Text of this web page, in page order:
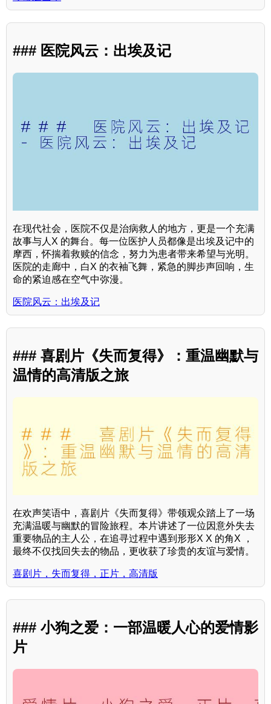
### 医院风云：出埃及记
在现代社会，医院不仅是治病救人的地方，更是一个充满
故事与人X 的舞台。每一位医护人员都像是出埃及记中的
摩西，怀揣着救赎的信念，努力为患者带来希望与光明。
医院的走廊中，白X 的衣袖飞舞，紧急的脚步声回响，生
命的紧迫感在空气中弥漫。
医院风云：出埃及记
### 喜剧片《失而复得》：重温幽默与
温情的高清版之旅
在欢声笑语中，喜剧片《失而复得》带领观众踏上了一场
充满温暖与幽默的冒险旅程。本片讲述了一位因意外失去
重要物品的主人公，在追寻过程中遇到形形X X 的角X ，
最终不仅找回失去的物品，更收获了珍贵的友谊与爱情。
喜剧片，失而复得，正片，高清版
### 小狗之爱：一部温暖人心的爱情影
片